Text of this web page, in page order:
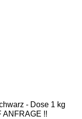
- Dose 1 kg
ANFRAGE !!